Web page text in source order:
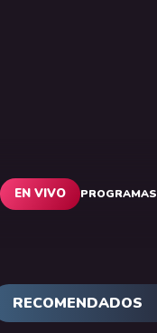
EN VIVO PROGRAMAS
RECOMENDADOS